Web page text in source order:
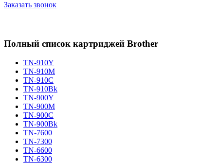
Заказать звонок
Полный список картриджей Brother
TN-910Y
TN-910M
TN-910C
TN-910Bk
TN-900Y
TN-900M
TN-900C
TN-900Bk
TN-7600
TN-7300
TN-6600
TN-6300